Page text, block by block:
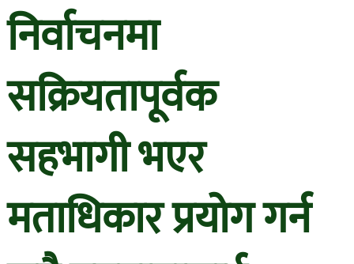
निर्वाचनमा
सक्रियतापूर्वक
सहभागी भएर
मताधिकार प्रयोग गर्न